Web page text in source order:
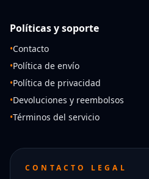
Políticas y soporte
•Contacto
•Política de envío
•Política de privacidad
•Devoluciones y reembolsos
•Términos del servicio
CONTACTO LEGAL